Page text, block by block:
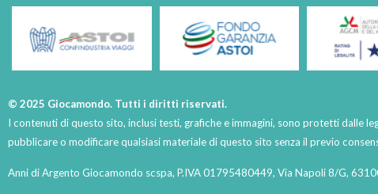
© 2025 Giocamondo. Tutti i diritti riservati.
I contenuti di questo sito, inclusi testi, grafiche e immagini, sono protetti dalle
pubblicare o modificare qualsiasi materiale di questo sito senza il previo
Anni di Argento Giocamondo scspa, P.IVA 01795480449, Via Napoli 8/G,